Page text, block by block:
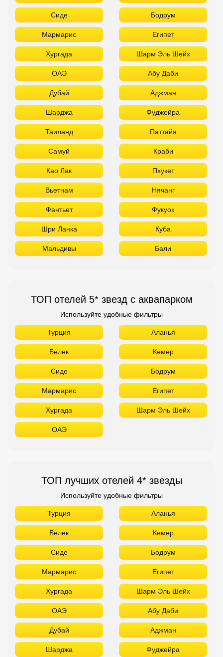
Сиде Бодрум
Мармарис Египет
Хургада Шарм Эль Шейх
ОАЭ Абу Даби
Дубай Аджман
Шарджа Фуджейра
Таиланд Паттайя
Самуй Краби
Као Лак Пхукет
Вьетнам Нячанг
Фантьет Фукуок
Шри Ланка Куба
Мальдивы Бали
ТОП отелей 5* звезд с аквапарком
Используйте удобные фильтры
Турция Аланья
Белек Кемер
Сиде Бодрум
Мармарис Египет
Хургада Шарм Эль Шейх
ОАЭ
ТОП лучших отелей 4* звезды
Используйте удобные фильтры
Турция Аланья
Белек Кемер
Сиде Бодрум
Мармарис Египет
Хургада Шарм Эль Шейх
ОАЭ Абу Даби
Дубай Аджман
Шарджа Фуджейра